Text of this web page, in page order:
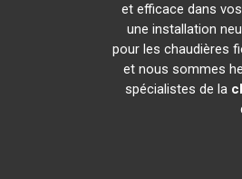
et efficace dans
une installation
pour les chaudières
et nous sommes
spécialistes de la